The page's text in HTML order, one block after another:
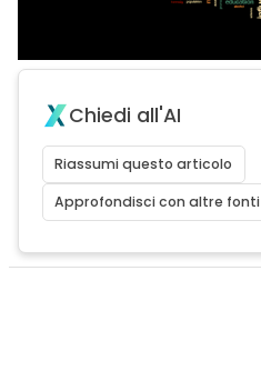
Chiedi all'AI
Riassumi questo articolo
Approfondisci con altre fonti